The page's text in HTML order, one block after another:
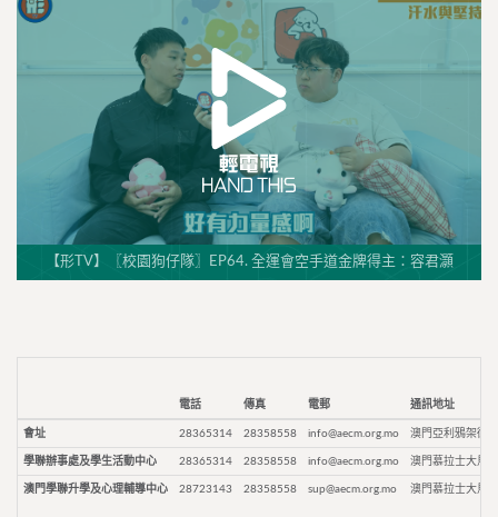
【形TV】〖校園狗仔隊〗EP64. 全運會空手道金牌得主：容君灝
電話 傳真 電郵 通訊地址
會址 28365314 28358558 info@aecm.org.mo 澳門亞利鴉架街9
學聯辦事處及學生活動中心 28365314 28358558 info@aecm.org.mo 澳門慕拉士大馬
澳門學聯升學及心理輔導中心 28723143 28358558 sup@aecm.org.mo 澳門慕拉士大馬